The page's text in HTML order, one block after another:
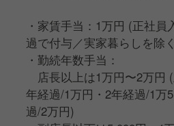
・家賃手当：1万円 (正社員
過で付与／実家暮らしを除
・勤続年数手当：
店長以上は1万円〜2万円
年経過/1万円・2年経過/1万
過/2万円)